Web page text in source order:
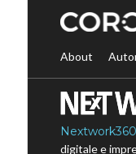
About
Nextwork360
digitale e